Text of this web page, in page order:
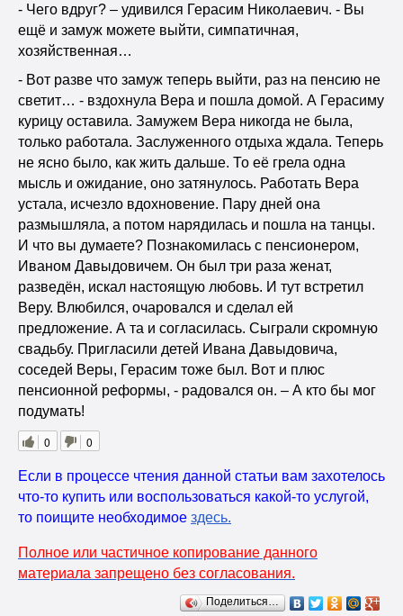
- Чего вдруг? – удивился Герасим Николаевич. - Вы
ещё и замуж можете выйти, симпатичная,
хозяйственная…
- Вот разве что замуж теперь выйти, раз на пенсию не
светит… - вздохнула Вера и пошла домой. А Герасиму
курицу оставила. Замужем Вера никогда не была,
только работала. Заслуженного отдыха ждала. Теперь
не ясно было, как жить дальше. То её грела одна
мысль и ожидание, оно затянулось. Работать Вера
устала, исчезло вдохновение. Пару дней она
размышляла, а потом нарядилась и пошла на танцы.
И что вы думаете? Познакомилась с пенсионером,
Иваном Давыдовичем. Он был три раза женат,
разведён, искал настоящую любовь. И тут встретил
Веру. Влюбился, очаровался и сделал ей
предложение. А та и согласилась. Сыграли скромную
свадьбу. Пригласили детей Ивана Давыдовича,
соседей Веры, Герасим тоже был. Вот и плюс
пенсионной реформы, - радовался он. – А кто бы мог
подумать!
0
0
Если в процессе чтения данной статьи вам захотелось
что-то купить или воспользоваться какой-то услугой,
то поищите необходимое здесь.
Полное или частичное копирование данного
материала запрещено без согласования.
Поделиться…